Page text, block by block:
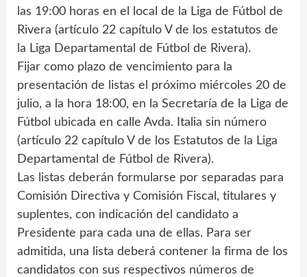
las 19:00 horas en el local de la Liga de Fútbol de
Rivera (artículo 22 capítulo V de los estatutos de
la Liga Departamental de Fútbol de Rivera).
Fijar como plazo de vencimiento para la
presentación de listas el próximo miércoles 20 de
julio, a la hora 18:00, en la Secretaría de la Liga de
Fútbol ubicada en calle Avda. Italia sin número
(artículo 22 capítulo V de los Estatutos de la Liga
Departamental de Fútbol de Rivera).
Las listas deberán formularse por separadas para
Comisión Directiva y Comisión Fiscal, titulares y
suplentes, con indicación del candidato a
Presidente para cada una de ellas. Para ser
admitida, una lista deberá contener la firma de los
candidatos con sus respectivos números de